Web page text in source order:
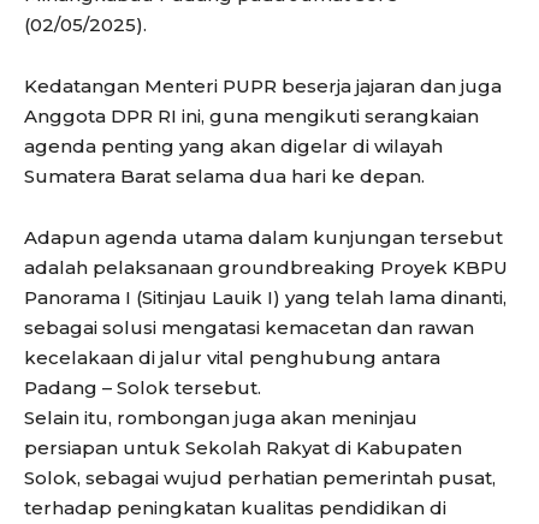
(02/05/2025).
Kedatangan Menteri PUPR beserja jajaran dan juga
Anggota DPR RI ini, guna mengikuti serangkaian
agenda penting yang akan digelar di wilayah
Sumatera Barat selama dua hari ke depan.
Adapun agenda utama dalam kunjungan tersebut
adalah pelaksanaan groundbreaking Proyek KBPU
Panorama I (Sitinjau Lauik I) yang telah lama dinanti,
sebagai solusi mengatasi kemacetan dan rawan
kecelakaan di jalur vital penghubung antara
Padang – Solok tersebut.
Selain itu, rombongan juga akan meninjau
persiapan untuk Sekolah Rakyat di Kabupaten
Solok, sebagai wujud perhatian pemerintah pusat,
terhadap peningkatan kualitas pendidikan di